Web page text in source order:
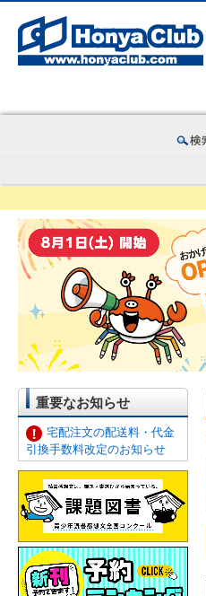
重要なお知らせ
宅配注文の配送料・代金
引換手数料改定のお知らせ